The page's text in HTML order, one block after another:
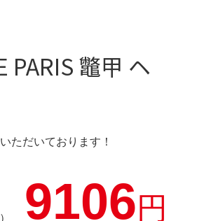
PARIS 鼈甲 ヘ
ただいております！
9106円